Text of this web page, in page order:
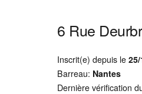
6 Rue
Inscrit(e) depuis le
Barreau: Nantes
Dernière vérification